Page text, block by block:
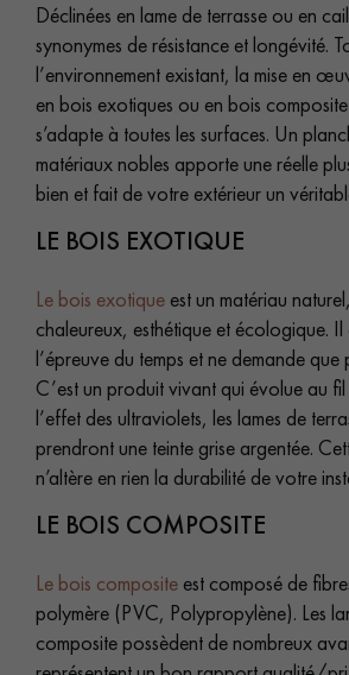
Demandez un rendez-vous
Obtenez un devis
Déclinées en lame de terrasse ou en
synonymes de résistance et longévité.
l’environnement existant, la mise en
en bois exotiques ou en bois
s’adapte à toutes les surfaces. Un
matériaux nobles apporte une réelle
bien et fait de votre extérieur un
LE BOIS EXOTIQUE
Le bois exotique est un matériau
chaleureux, esthétique et écologique. Il
l’épreuve du temps et ne demande que
C’est un produit vivant qui évolue au fil
l’effet des ultraviolets, les lames de
prendront une teinte grise argentée.
n’altère en rien la durabilité de votre
LE BOIS COMPOSITE
Le bois composite est composé de
polymère (PVC, Polypropylène). Les
composite possèdent de nombreux